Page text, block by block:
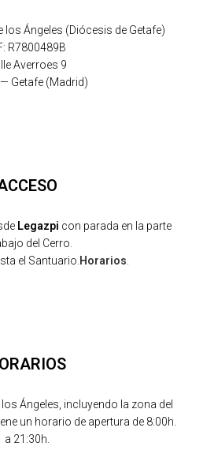
los Ángeles (Diócesis de Getafe)
R7800489B
Averroes 9
Getafe (Madrid)
Legazpi con parada en la parte
del Cerro.
el Santuario. Horarios
Ángeles, incluyendo la zona del
un horario de apertura de 8:00h.
a 21:30h.